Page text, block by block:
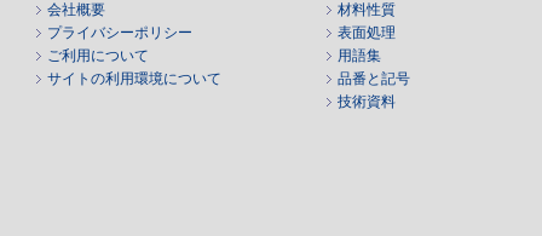
会社概要
プライバシーポリシー
ご利用について
サイトの利用環境について
材料性質
表面処理
用語集
品番と記号
技術資料